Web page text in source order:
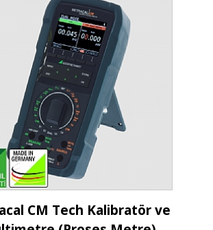
İncele
CM Tech Kalibratör ve